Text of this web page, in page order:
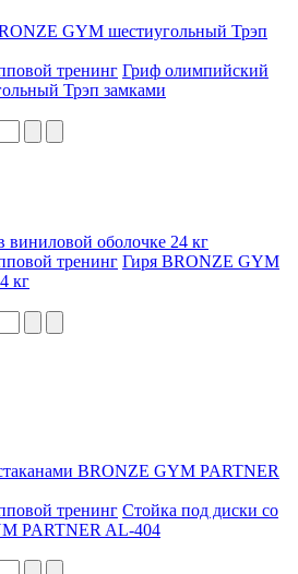
тренинг Гриф олимпийский
Трэп замками
тренинг Гиря BRONZE GYM
кг
тренинг Стойка под диски со
PARTNER AL-404